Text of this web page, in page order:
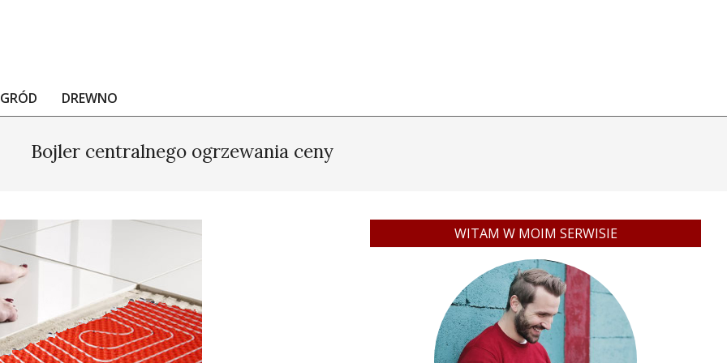
DREWNO
Bojler centralnego ogrzewania ceny
WITAM W MOIM SERWISIE